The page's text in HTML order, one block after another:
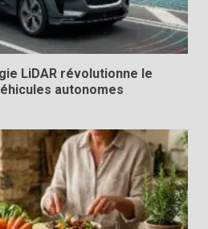
LiDAR révolutionne le
autonomes